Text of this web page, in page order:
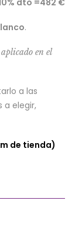
.
en el
a las
a elegir,
de tienda)